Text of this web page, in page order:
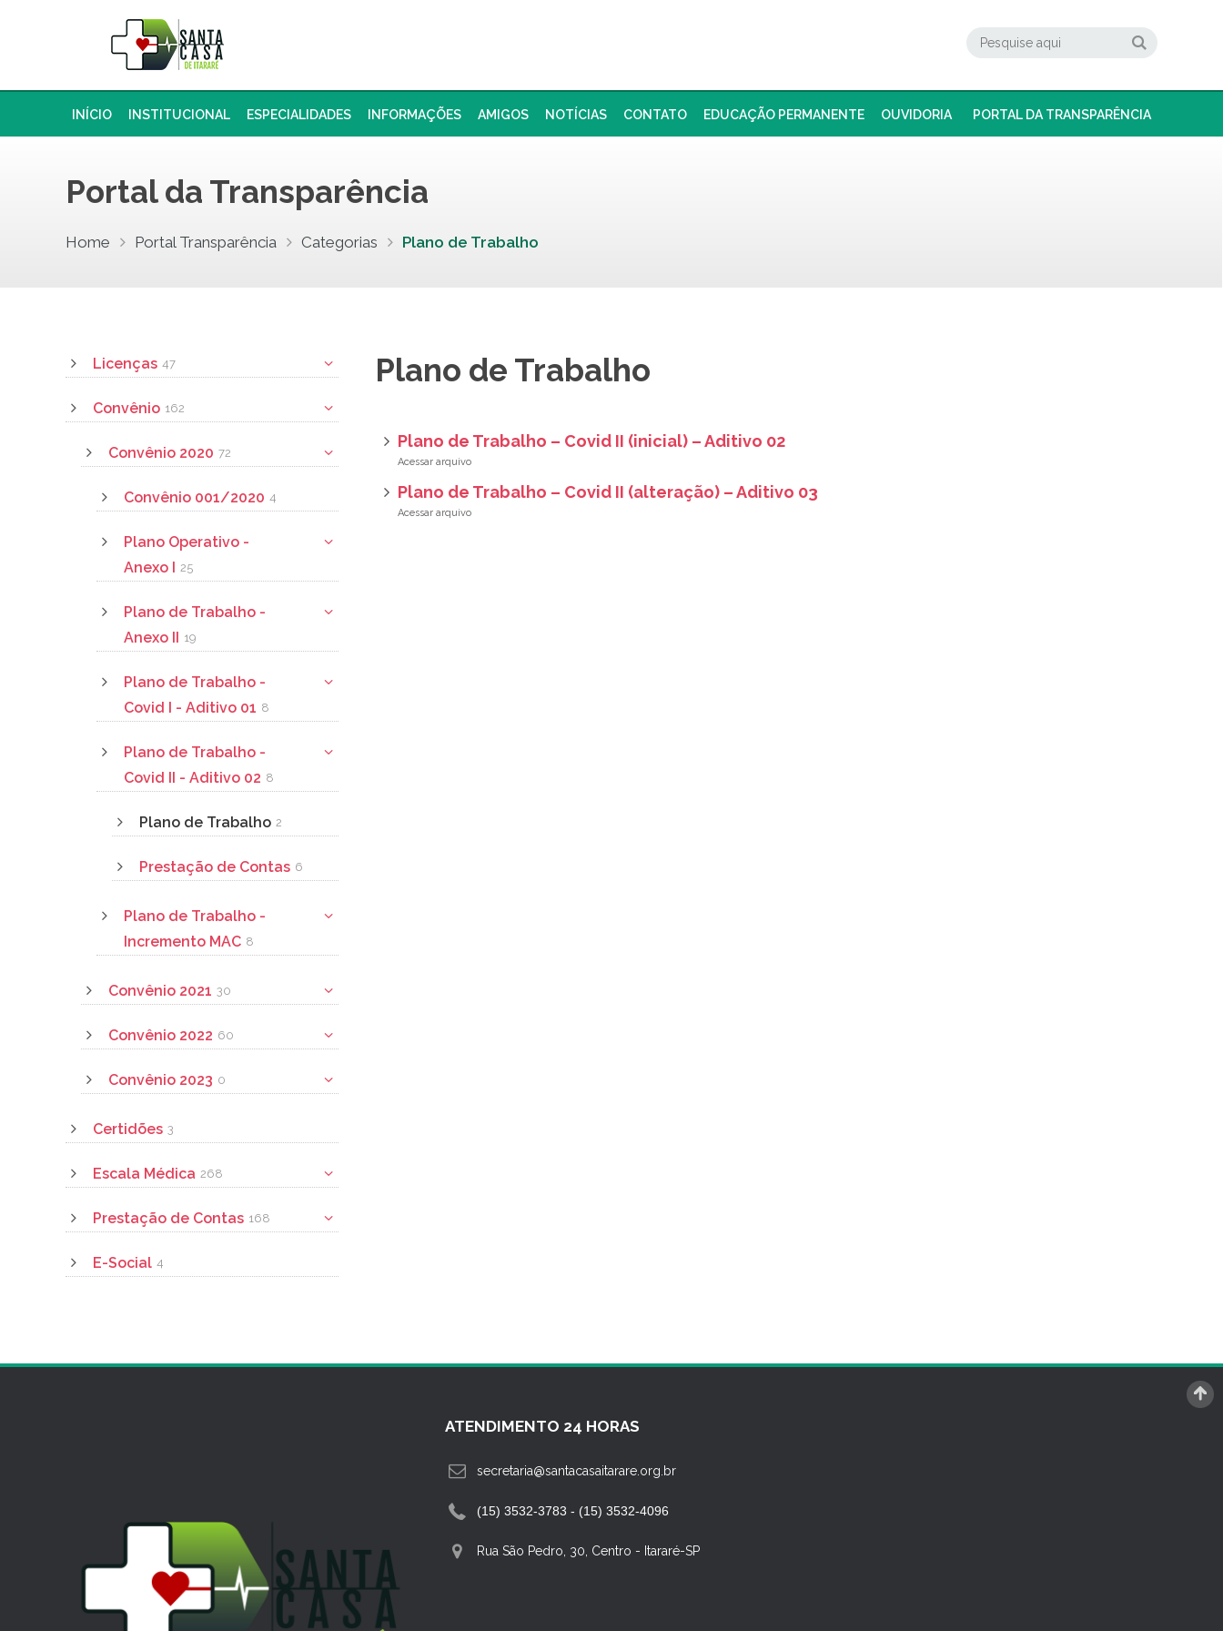
INÍCIO INSTITUCIONAL ESPECIALIDADES INFORMAÇÕES AMIGOS NOTÍCIAS CONTATO EDUCAÇÃO PERMANENTE PORTAL DA TRANSPARÊNCIA
OUVIDORIA
Portal da Transparência
Home Portal Transparência Categorias Plano de Trabalho
Licenças 47
Convênio 162
Convênio 2020 72
Convênio 001/2020 4
Plano Operativo -
Anexo I 25
Plano de Trabalho -
Anexo II 19
Plano de Trabalho -
Covid I - Aditivo 01 8
Plano de Trabalho -
Covid II - Aditivo 02 8
Plano de Trabalho 2
Prestação de Contas 6
Plano de Trabalho -
Incremento MAC 8
Convênio 2021 30
Convênio 2022 60
Convênio 2023 0
Certidões 3
Escala Médica 268
Prestação de Contas 168
E-Social 4
Plano de Trabalho
Plano de Trabalho – Covid II (inicial) – Aditivo 02
Plano de Trabalho – Covid II (alteração) – Aditivo 03
ATENDIMENTO 24 HORAS
secretaria@santacasaitarare.org.br
(15) 3532-3783 - (15) 3532-4096
Rua São Pedro, 30, Centro - Itararé-SP